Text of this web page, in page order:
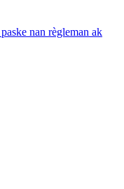
nan règleman ak